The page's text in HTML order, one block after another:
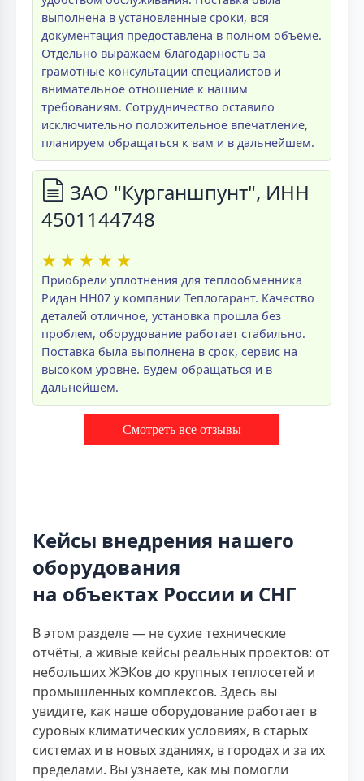
выполнена в установленные сроки, вся
документация предоставлена в полном объеме.
Отдельно выражаем благодарность за
грамотные консультации специалистов и
внимательное отношение к нашим
требованиям. Сотрудничество оставило
исключительно положительное впечатление,
планируем обращаться к вам и в дальнейшем.
ЗАО "Курганшпунт", ИНН
4501144748
★ ★ ★ ★ ★
Приобрели уплотнения для теплообменника
Ридан НН07 у компании Теплогарант. Качество
деталей отличное, установка прошла без
проблем, оборудование работает стабильно.
Поставка была выполнена в срок, сервис на
высоком уровне. Будем обращаться и в
дальнейшем.
Смотреть все отзывы
Кейсы внедрения нашего
оборудования
на объектах России и СНГ
В этом разделе — не сухие технические
отчёты, а живые кейсы реальных проектов: от
небольших ЖЭКов до крупных теплосетей и
промышленных комплексов. Здесь вы
увидите, как наше оборудование работает в
суровых климатических условиях, в старых
системах и в новых зданиях, в городах и за их
пределами. Вы узнаете, как мы помогли